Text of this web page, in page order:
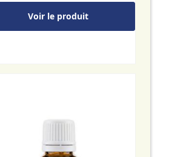
Voir le produit